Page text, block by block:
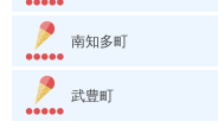
南知多町
武豊町